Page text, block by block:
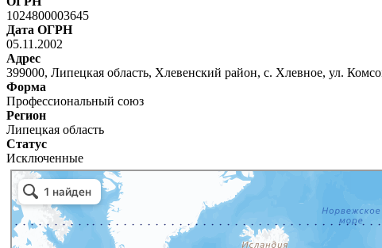
1024800003645
Дата ОГРН
05.11.2002
Адрес
399000, Липецкая область, Хлевенский район, с. Хлевное, ул.
Форма
Профессиональный союз
Регион
Липецкая область
Статус
Исключенные